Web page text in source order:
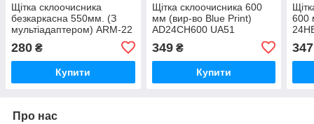
Щітка склоочисника
безкаркасна 550мм. (З
мультіадаптером) ARM-22
280 ₴
Купити
Щітка склоочисника 600
мм (вир-во Blue Print)
AD24CH600 UA51
349₴
Купити
600
347
Про нас